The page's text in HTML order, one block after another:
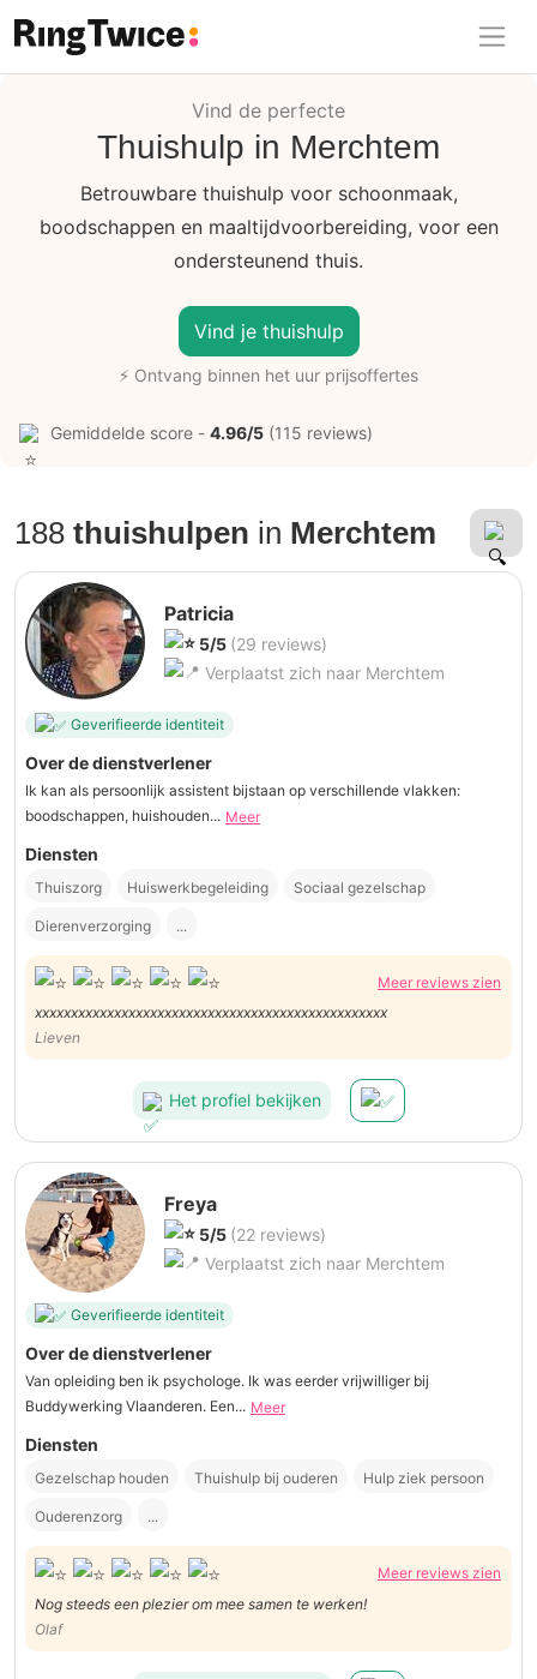
Ring Twice
Vind de perfecte
Thuishulp in Merchtem
Betrouwbare thuishulp voor schoonmaak,
boodschappen en maaltijdvoorbereiding, voor een
ondersteunend thuis.
Vind je thuishulp
⚡ Ontvang binnen het uur prijsoffertes
Gemiddelde score - 4.96/5 (115 reviews)
188 thuishulpen in Merchtem
Patricia
5/5 (29 reviews)
Verplaatst zich naar Merchtem
Geverifieerde identiteit
Over de dienstverlener
Ik kan als persoonlijk assistent bijstaan op verschillende vlakken:
boodschappen, huishouden... Meer
Diensten
Thuiszorg Huiswerkbegeleiding Sociaal gezelschap
Dierenverzorging ...
Meer reviews zien
xxxxxxxxxxxxxxxxxxxxxxxxxxxxxxxxxxxxxxxxxxxxxxxxx
Lieven
Het profiel bekijken
Freya
5/5 (22 reviews)
Verplaatst zich naar Merchtem
Geverifieerde identiteit
Over de dienstverlener
Van opleiding ben ik psychologe. Ik was eerder vrijwilliger bij
Buddywerking Vlaanderen. Een... Meer
Diensten
Gezelschap houden Thuishulp bij ouderen Hulp ziek persoon
Ouderenzorg ...
Meer reviews zien
Nog steeds een plezier om mee samen te werken!
Olaf